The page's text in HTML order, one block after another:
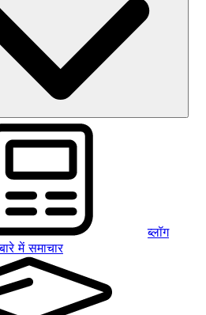
ब्लॉग
में समाचार